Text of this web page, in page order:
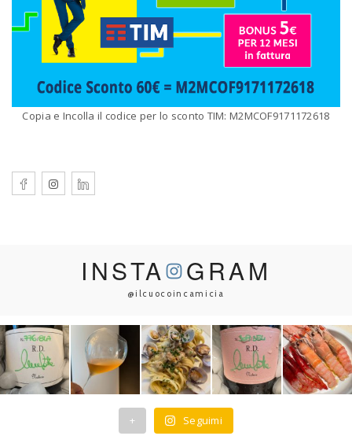
Copia e Incolla il codice per lo sconto TIM: M2MCOF9171172618
INSTA GRAM
@ilcuocoincamicia
+ Seguimi